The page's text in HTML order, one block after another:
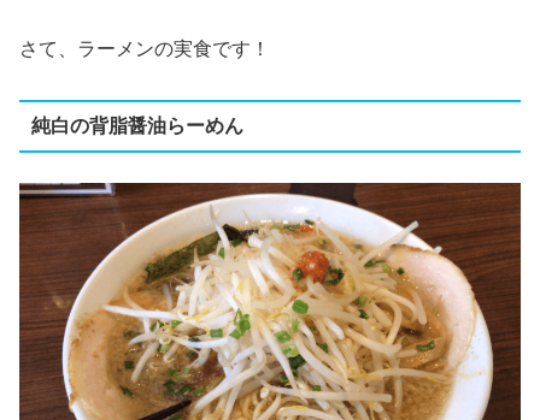
さて、ラーメンの実食です！
純白の背脂醤油らーめん